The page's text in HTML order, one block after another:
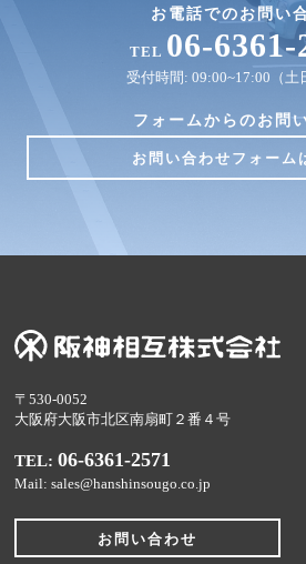
お電話でのお問い
TEL 06-6361-
受付時間: 09:00~17:00（土
フォームからのお問
お問い合わせフォーム
〒530-0052
大阪府大阪市北区南扇町２番４号
TEL:06-6361-2571
Mail: sales@hanshinsougo.co.jp
お問い合わせ